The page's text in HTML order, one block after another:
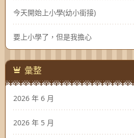
今天開始上小學(幼小銜接)
要上小學了，但是我擔心
彙整
2026 年 6 月
2026 年 5 月